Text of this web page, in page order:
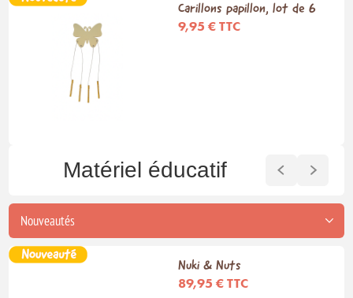
Carillons papillon, lot de 6
9,95 € TTC
Matériel éducatif
Nuki & Nuts
89,95 € TTC